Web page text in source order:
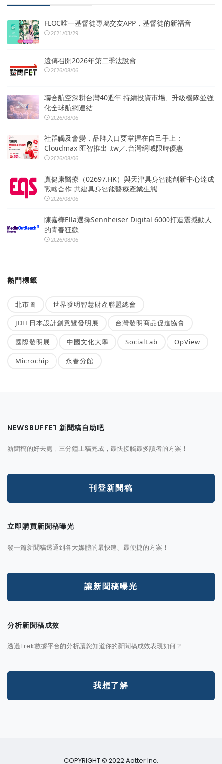
FLOC唯一基督徒專屬交友APP，基督徒的新福音
2021/03/29
遠傳召開2026年第二季法說會
2026/08/06
聯合航空深耕台灣40週年 持續投資市場、升級機隊並強
化全球航網連結
2026/08/06
社群觸及會變，品牌入口要掌握在自己手上：
Cloudmax 匯智推出 .tw／.台灣網域限時優惠
2026/08/06
真健康醫療（02697.HK）與天津具身智能創新中心達成
戰略合作 共建具身智能醫療產業生態
2026/08/06
陳嘉樺Ella選擇Sennheiser Digital 6000打造震撼動人
的青春狂歡
2026/08/06
熱門標籤
北市圖 世界發明智慧財產聯盟總會
JDIE日本設計創意暨發明展 台灣發明商品促進協會
國際發明展 中國文化大學 SocialLab OpView
Microchip 永春分館
NEWSBUFFET 新聞稿自助吧
新聞稿的好去處，三分鐘上稿完成，最快接觸最多讀者的方案！
刊登新聞稿
立即購買新聞稿曝光
發一篇新聞稿透通到各大媒體的最快速、最便捷的方案！
讓新聞稿曝光
分析新聞稿成效
透過Trek數據平台的分析讓您知道你的新聞稿成效表現如何？
我想了解
COPYRIGHT © 2022 Aotter Inc.